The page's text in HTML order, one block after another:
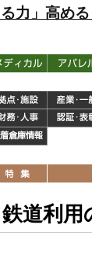
力」高め
道利